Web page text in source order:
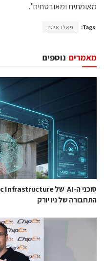
מאומתים ומאובטחים".
Tags: פאלו אלטו
נוספים מאמרים
התחבורה של ניו יורק